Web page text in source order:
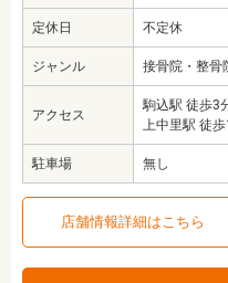
定休日 不定休
ジャンル 接骨院・整骨
アクセス
駒込駅 徒歩3
上中里駅 徒
駐車場 無し
店舗情報詳細はこちら